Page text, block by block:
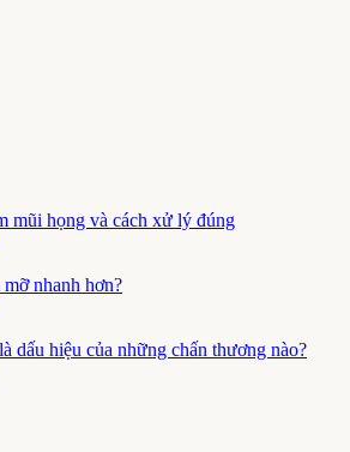
mũi họng và cách xử lý đúng
nhanh hơn?
dấu hiệu của những chấn thương nào?